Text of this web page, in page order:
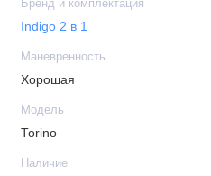
Бренд и комплектация
Indigo 2 в 1
Маневренность
Хорошая
Модель
Torino
Наличие